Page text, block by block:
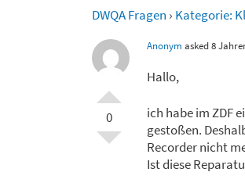
DWQA Fragen › Kategorie:
0
Anonym asked 8
Hallo,
ich habe im ZDF
gestoßen.
Recorder nicht
Ist diese